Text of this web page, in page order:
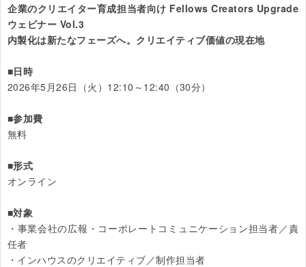
企業のクリエイター育成担当者向け Fellows Creators Upgrade
ウェビナー Vol.3
内製化は新たなフェーズへ。クリエイティブ価値の現在地
■日時
2026年5月26日（火）12:10～12:40（30分）
■参加費
無料
■形式
オンライン
■対象
・事業会社の広報・コーポレートコミュニケーション担当者／責
任者
・インハウスのクリエイティブ／制作担当者